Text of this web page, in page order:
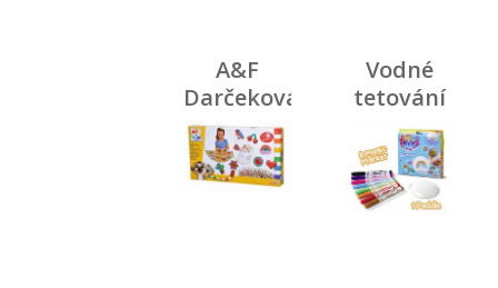
A&F
Darčeková
sada
zažehľovaci
korálky
Vodné
tetování
Doodle N
Dip